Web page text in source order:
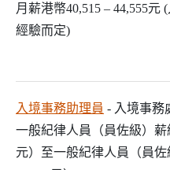
月薪港幣40,515 – 44,555
經驗而定)
入境事務助理員 - 入境事務
一般紀律人員（員佐級）
元）至一般紀律人員（員